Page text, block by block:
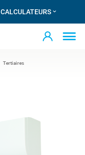
CALCULATEURS
Tertiaires